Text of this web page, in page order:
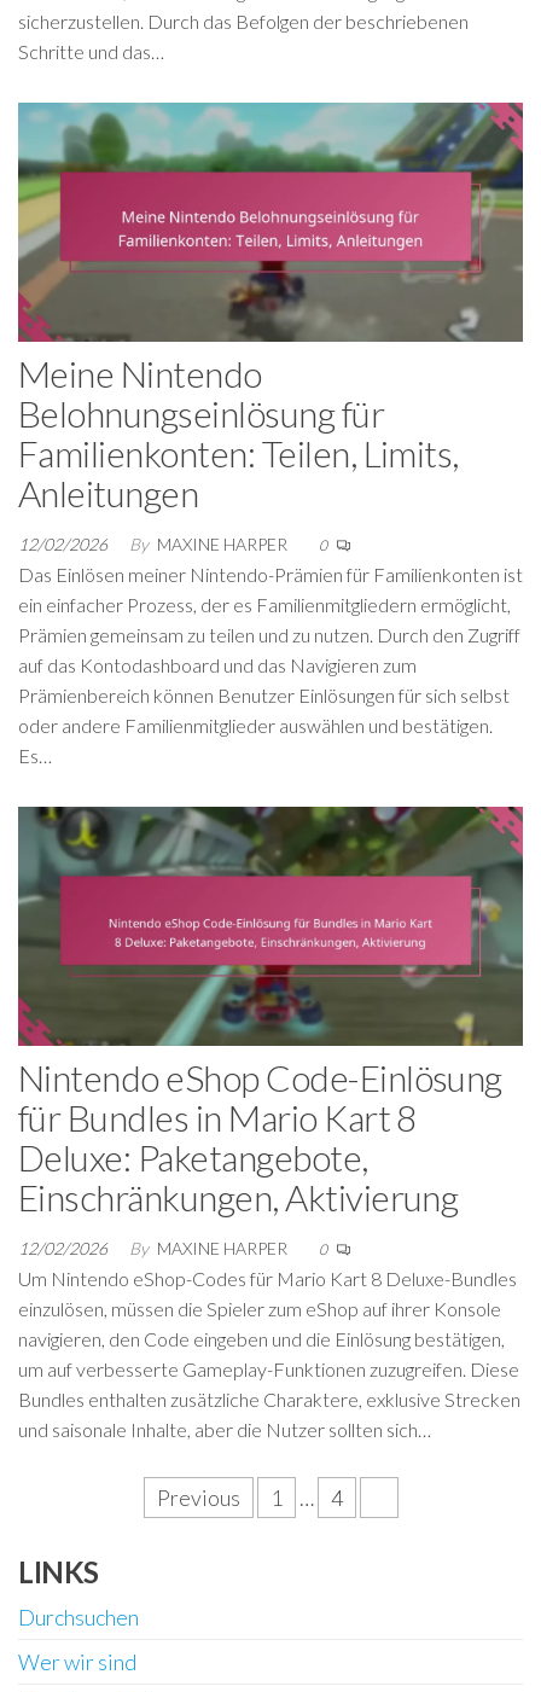
sicherzustellen. Durch das Befolgen der beschriebenen
Schritte und das…
Meine Nintendo
Belohnungseinlösung für
Familienkonten: Teilen, Limits,
Anleitungen
12/02/2026 By MAXINE HARPER 0
Das Einlösen meiner Nintendo-Prämien für Familienkonten ist
ein einfacher Prozess, der es Familienmitgliedern ermöglicht,
Prämien gemeinsam zu teilen und zu nutzen. Durch den Zugriff
auf das Kontodashboard und das Navigieren zum
Prämienbereich können Benutzer Einlösungen für sich selbst
oder andere Familienmitglieder auswählen und bestätigen.
Es…
Nintendo eShop Code-Einlösung
für Bundles in Mario Kart 8
Deluxe: Paketangebote,
Einschränkungen, Aktivierung
12/02/2026 By MAXINE HARPER 0
Um Nintendo eShop-Codes für Mario Kart 8 Deluxe-Bundles
einzulösen, müssen die Spieler zum eShop auf ihrer Konsole
navigieren, den Code eingeben und die Einlösung bestätigen,
um auf verbesserte Gameplay-Funktionen zuzugreifen. Diese
Bundles enthalten zusätzliche Charaktere, exklusive Strecken
und saisonale Inhalte, aber die Nutzer sollten sich…
Previous 1 … 4
LINKS
Durchsuchen
Wer wir sind